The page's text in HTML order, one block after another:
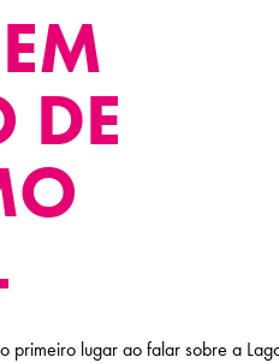
DE
primeiro lugar ao falar sobre a